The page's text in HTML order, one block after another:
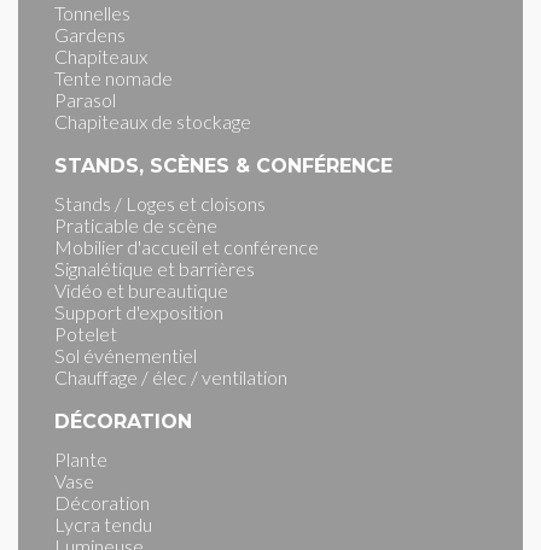
Tonnelles
Gardens
Chapiteaux
Tente nomade
Parasol
Chapiteaux de stockage
STANDS, SCÈNES & CONFÉRENCE
Stands / Loges et cloisons
Praticable de scène
Mobilier d'accueil et conférence
Signalétique et barrières
Vidéo et bureautique
Support d'exposition
Potelet
Sol événementiel
Chauffage / élec / ventilation
DÉCORATION
Plante
Vase
Décoration
Lycra tendu